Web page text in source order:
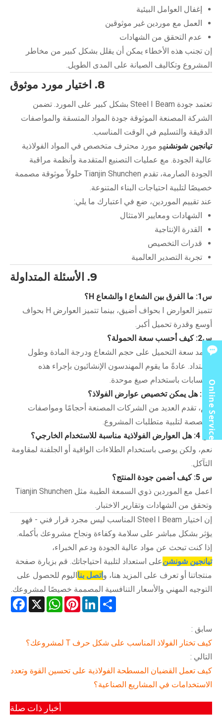
إغفال العوامل البيئية
العمل مع موردين غير موثوقين
عدم التحقق من الشهادات
إن تجنب هذه الأخطاء يمكن أن يقلل بشكل كبير من مخاطر
المشروع وتكاليف الصيانة على المدى الطويل.
8. اختيار مورد موثوق
تعتمد جودة Steel I Beam بشكل كبير على المورد. تضمن
الشركة المصنعة الموثوقة جودة المواد المتسقة والمواصفات
الدقيقة والتسليم في الوقت المناسب.
تيانجين شونشنهو مورد محترف متخصص في المواد الفولاذية
عالية الجودة. مع عمليات التصنيع المتقدمة وأنظمة مراقبة
الجودة الصارمة، تقدم Tianjin Shunchen حلولاً موثوقة مصممة
خصيصًا لتلبية احتياجات البناء المتنوعة.
عند تقييم الموردين، ضع في اعتبارك ما يلي:
الشهادات ومعايير الامتثال
القدرة الإنتاجية
قدرات التخصيص
تجربة التصدير العالمية
9. الأسئلة المتداولة
س1: ما الفرق بين الشعاع I والشعاع H؟
تتميز العوارض I بحواف أضيق، بينما تتميز العوارض H بحواف
أوسع وقدرة تحميل أكبر.
س2: كيف أحسب سعة الحمولة؟
تعتمد سعة التحميل على حجم الشعاع ودرجة المادة وطول
الامتداد. عادةً ما يقوم المهندسون الإنشائيون بإجراء هذه
الحسابات باستخدام صيغ موحدة.
Q3: هل يمكن تخصيص عوارض الفولاذ؟
نعم، تقدم العديد من الشركات المصنعة أحجامًا ومواصفات
مخصصة لتلبية متطلبات المشروع.
س 4: هل العوارض الفولاذية مناسبة للاستخدام الخارجي؟
نعم، ولكن يوصى باستخدام الطلاءات الواقية أو الجلفنة لمقاومة
التآكل.
س 5: كيف أضمن جودة المنتج؟
اعمل مع الموردين ذوي السمعة الطيبة مثل Tianjin Shunchen
وتحقق من الشهادات وتقارير الاختبار.
إن اختيار Steel I Beam المناسب ليس مجرد قرار فني - فهو
يؤثر بشكل مباشر على سلامة وكفاءة ونجاح مشروعك بأكمله.
إذا كنت تبحث عن مواد عالية الجودة ودعم الخبراء،
تيانجين شونشنعلى استعداد لتلبية احتياجاتك. قم بزيارة صفحة
منتجاتنا أو تعرف على المزيد هنا، واتصل بنااليوم للحصول على
التوجيه المهني والأسعار التنافسية المصممة خصيصًا لمشروعك.
X
WhatsAppPinterestLinkedInShare
سابق :
كيف تختار الفولاذ المناسب على شكل حرف T لمشروعك؟
التالي :
كيف تعمل القضبان المسطحة الفولاذية على تحسين القوة وتعدد
الاستخدامات في المشاريع الصناعية؟
أخبار ذات صلة
Online Service